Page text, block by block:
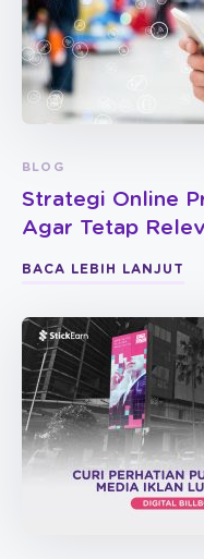
BLOG
Strategi Online
Agar Tetap
BACA LEBIH LANJUT